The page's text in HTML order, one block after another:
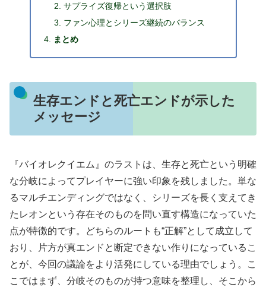
サプライズ復帰という選択肢
ファン心理とシリーズ継続のバランス
まとめ
生存エンドと死亡エンドが示した
メッセージ
『バイオレクイエム』のラストは、生存と死亡という明確
な分岐によってプレイヤーに強い印象を残しました。単な
るマルチエンディングではなく、シリーズを長く支えてき
たレオンという存在そのものを問い直す構造になっていた
点が特徴的です。どちらのルートも“正解”として成立して
おり、片方が真エンドと断定できない作りになっているこ
とが、今回の議論をより活発にしている理由でしょう。こ
こではまず、分岐そのものが持つ意味を整理し、そこから